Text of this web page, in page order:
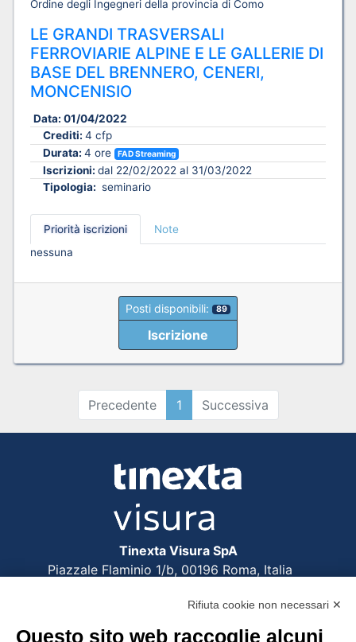
Ordine degli Ingegneri della provincia di Como
LE GRANDI TRASVERSALI
FERROVIARIE ALPINE E LE GALLERIE DI
BASE DEL BRENNERO, CENERI,
MONCENISIO
Data: 01/04/2022
Crediti: 4 cfp
Durata: 4 ore FAD Streaming
Iscrizioni: dal 22/02/2022 al 31/03/2022
Tipologia: seminario
Priorità iscrizioni
Note
nessuna
Posti disponibili: 89
Iscrizione
Precedente 1 Successiva
Tinexta Visura SpA
Piazzale Flaminio 1/b, 00196 Roma, Italia
Società soggetta alla direzione e coordinamento
di Tinexta SpA
Rifiuta cookie non necessari ✕
Questo sito web raccoglie alcuni